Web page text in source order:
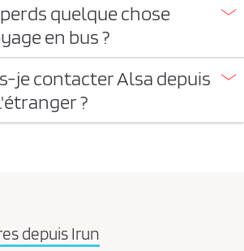
quelque chose
en bus ?
je contacter Alsa depuis
?
depuis Irun